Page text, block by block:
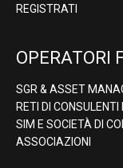
REGISTRATI
OPERATORI
SGR & ASSET
RETI DI
SIM E SOCIETÀ DI
ASSOCIAZIONI